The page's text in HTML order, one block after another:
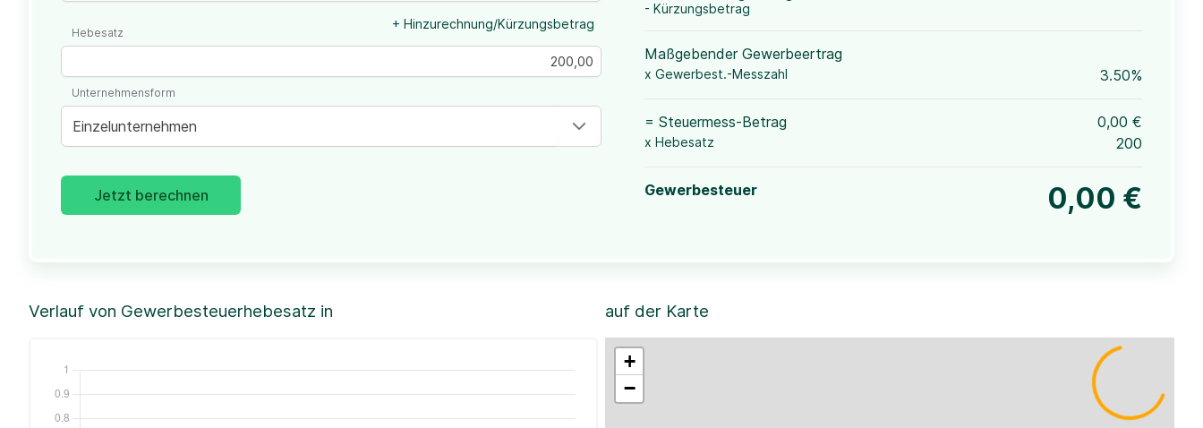
+ Hinzurechnung/Kürzungsbetrag
Hebesatz
Einzelunternehmen
Unternehmensform
Jetzt berechnen
- Kürzungsbetrag
Maßgebender Gewerbeertrag
x Gewerbest.-Messzahl 3.50%
= Steuermess-Betrag 0,00 €
x Hebesatz 200
Gewerbesteuer 0,00 €
Verlauf von Gewerbesteuerhebesatz in auf der Karte
+
−